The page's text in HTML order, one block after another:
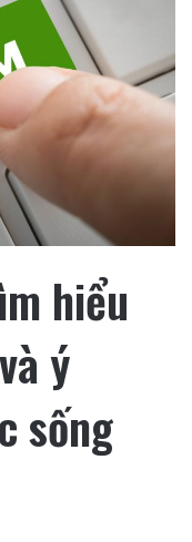
hiểu
ý
sống